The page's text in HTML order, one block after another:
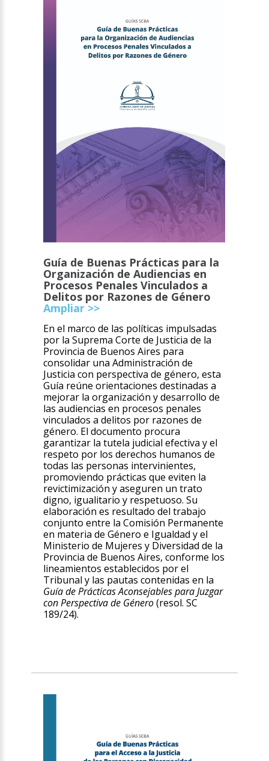
Guía de Buenas Prácticas para la
Organización de Audiencias en
Procesos Penales Vinculados a
Delitos por Razones de Género
Ampliar >>
En el marco de las políticas impulsadas
por la Suprema Corte de Justicia de la
Provincia de Buenos Aires para
consolidar una Administración de
Justicia con perspectiva de género, esta
Guía reúne orientaciones destinadas a
mejorar la organización y desarrollo de
las audiencias en procesos penales
vinculados a delitos por razones de
género. El documento procura
garantizar la tutela judicial efectiva y el
respeto por los derechos humanos de
todas las personas intervinientes,
promoviendo prácticas que eviten la
revictimización y aseguren un trato
digno, igualitario y respetuoso. Su
elaboración es resultado del trabajo
conjunto entre la Comisión Permanente
en materia de Género e Igualdad y el
Ministerio de Mujeres y Diversidad de la
Provincia de Buenos Aires, conforme los
lineamientos establecidos por el
Tribunal y las pautas contenidas en la
Guía de Prácticas Aconsejables para Juzgar
con Perspectiva de Género(resol. SC
189/24).